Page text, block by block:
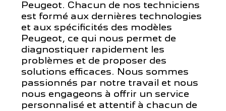
Peugeot. Chacun de nos techniciens
est formé aux dernières technologies
et aux spécificités des modèles
Peugeot, ce qui nous permet de
diagnostiquer rapidement les
problèmes et de proposer des
solutions efficaces. Nous sommes
passionnés par notre travail et nous
nous engageons à offrir un service
personnalisé et attentif à chacun de